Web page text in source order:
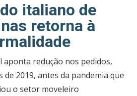
italiano de
retorna à
aponta redução nos pedidos,
de 2019, antes da pandemia que
o setor moveleiro